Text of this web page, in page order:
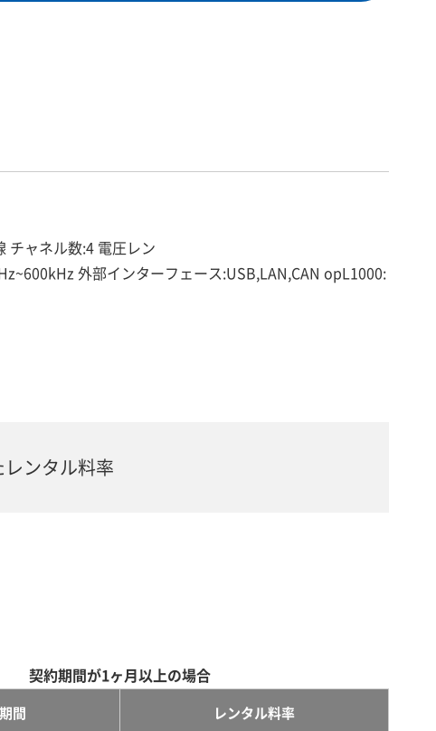
チャネル数:4 電圧レン
外部インターフェース:USB,LAN,CAN opL1000:
ンタル料率
契約期間が1ヶ月以上の場合
間 レンタル料率